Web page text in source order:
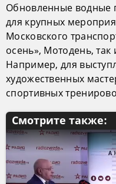
Обновленные водные
для крупных
Московского
осень», Мотодень, так
Например, для
художественных
спортивных
Смотрите также: